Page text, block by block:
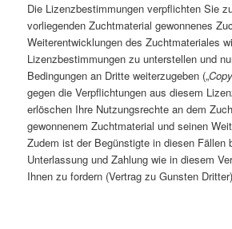
Die Lizenzbestimmungen verpflichten Sie
vorliegenden Zuchtmaterial gewonnenes
Weiterentwicklungen des Zuchtmateriales
Lizenzbestimmungen zu unterstellen und
Bedingungen an Dritte weiterzugeben („
gegen die Verpflichtungen aus diesem
erlöschen Ihre Nutzungsrechte an dem
gewonnenem Zuchtmaterial und seinen
Zudem ist der Begünstigte in diesen Fällen
Unterlassung und Zahlung wie in diesem
Ihnen zu fordern (Vertrag zu Gunsten